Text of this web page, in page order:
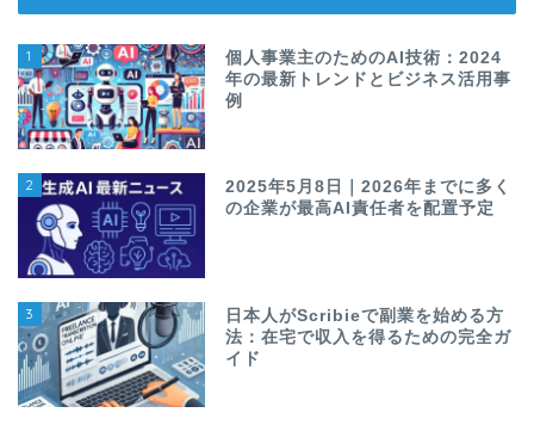
1
個人事業主のためのAI技術：2024
年の最新トレンドとビジネス活用事
例
2
2025年5月8日｜2026年までに多く
の企業が最高AI責任者を配置予定
3
日本人がScribieで副業を始める方
法：在宅で収入を得るための完全ガ
イド